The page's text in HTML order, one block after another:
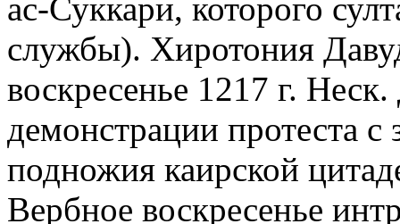
ас-Суккари, которого
службы). Хиротония
воскресенье 1217 г.
демонстрации протеста
подножия каирской
Вербное воскресенье